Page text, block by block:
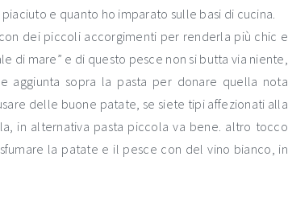
e quanto ho imparato sulle basi di cucina.
dei piccoli accorgimenti per renderla più chic e
di mare” e di questo pesce non si butta via niente,
aggiunta sopra la pasta per donare quella nota
delle buone patate, se siete tipi affezionati alla
in alternativa pasta piccola va bene. altro tocco
la patate e il pesce con del vino bianco, in